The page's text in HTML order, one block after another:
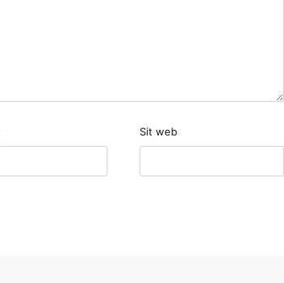
Sit web